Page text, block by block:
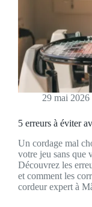
29 mai 2026
5 erreurs à éviter
Un cordage mal
votre jeu sans que
Découvrez les
et comment les
cordeur expert à